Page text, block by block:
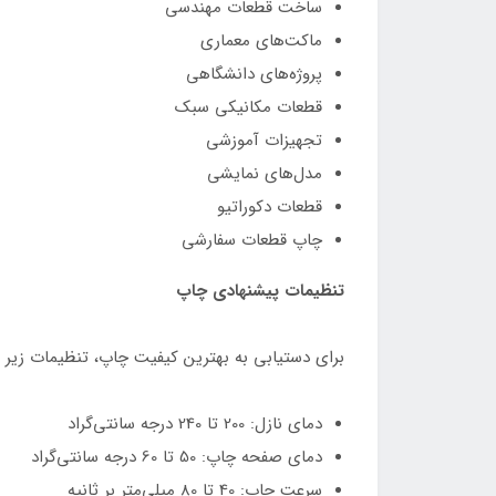
ساخت قطعات مهندسی
ماکت‌های معماری
پروژه‌های دانشگاهی
قطعات مکانیکی سبک
تجهیزات آموزشی
مدل‌های نمایشی
قطعات دکوراتیو
چاپ قطعات سفارشی
تنظیمات پیشنهادی چاپ
برای دستیابی به بهترین کیفیت چاپ، تنظیمات
دمای نازل: 200 تا 240 درجه سانتی‌گراد
دمای صفحه چاپ: 50 تا 60 درجه سانتی‌گراد
سرعت چاپ: 40 تا 80 میلی‌متر بر ثانیه